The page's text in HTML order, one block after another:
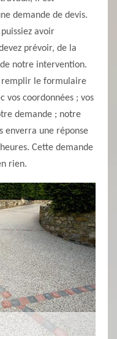
demande de devis.
avoir
prévoir, de la
notre intervention.
remplir le formulaire
vos coordonnées ; vos
demande ; notre
enverra une réponse
Cette demande
rien.